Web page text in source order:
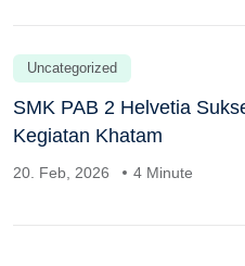
Uncategorized
SMK PAB 2 Helvetia
Kegiatan Khatam
20. Feb, 2026 4 Minute